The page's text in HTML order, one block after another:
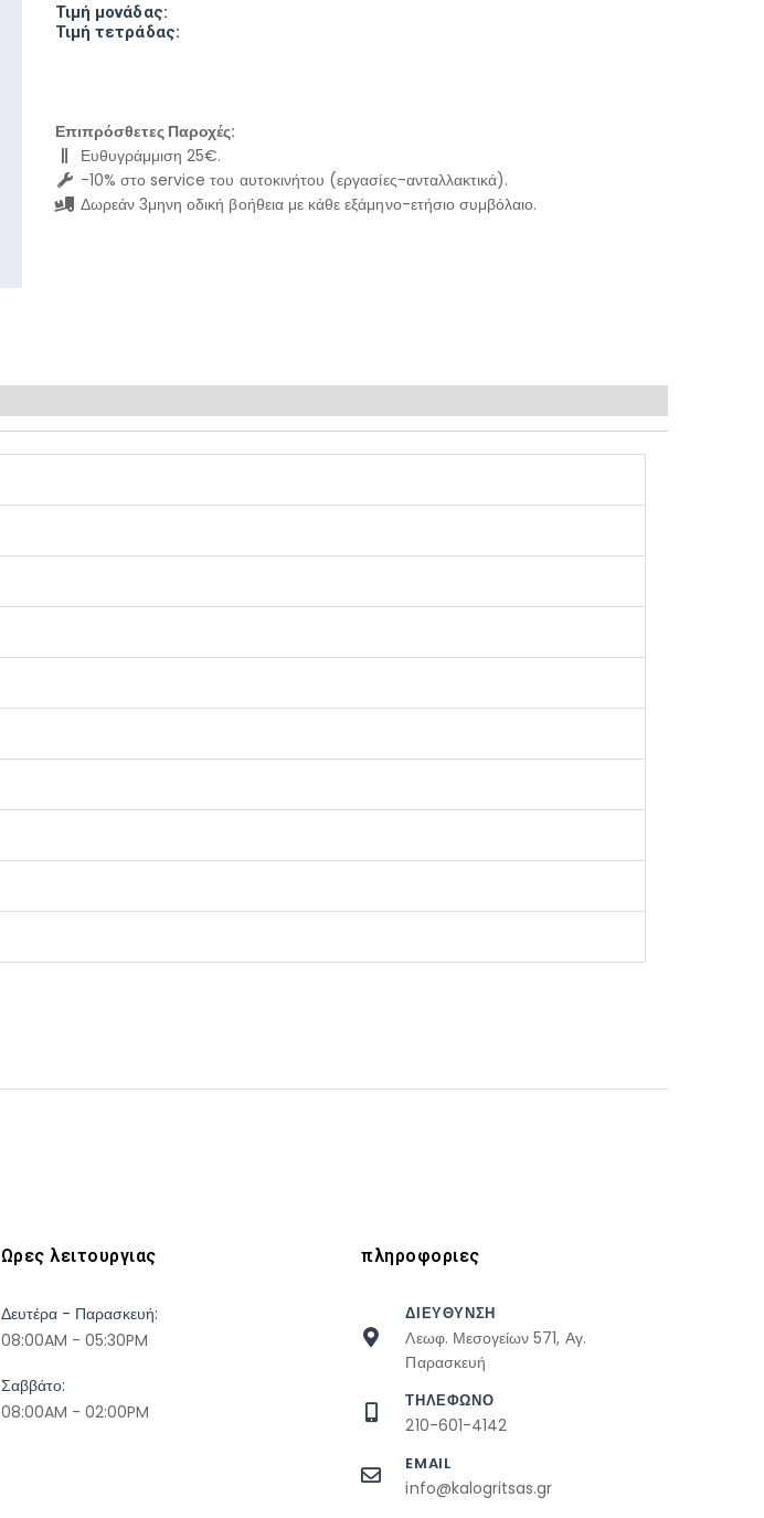
Τιμή μονάδας:
Τιμή τετράδας:
Επιπρόσθετες Παροχές:
Ευθυγράμμιση 25€.
-10% στο service του αυτοκινήτου (εργασίες-ανταλλακτικά).
Δωρεάν 3μηνη οδική βοήθεια με κάθε εξάμηνο-ετήσιο συμβόλαιο.
Ωρες λειτουργιας
Δευτέρα - Παρασκευή:
08:00AM - 05:30PM
Σαββάτο:
08:00AM - 02:00PM
πληροφοριες
ΔΙΕΥΘΥΝΣΗ
Λεωφ. Μεσογείων 571, Αγ.
Παρασκευή
ΤΗΛΕΦΩΝΟ
210-601-4142
EMAIL
info@kalogritsas.gr